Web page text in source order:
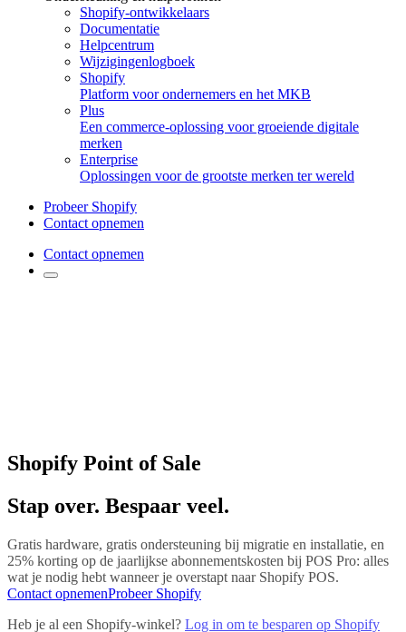
Shopify-ontwikkelaars
Documentatie
Helpcentrum
Wijzigingenlogboek
Shopify
Platform voor ondernemers en het MKB
Plus
Een commerce-oplossing voor groeiende digitale
merken
Enterprise
Oplossingen voor de grootste merken ter wereld
Probeer Shopify
Contact opnemen
Contact opnemen
Shopify Point of Sale
Stap over. Bespaar veel.
Gratis hardware, gratis ondersteuning bij migratie en installatie, en
25% korting op de jaarlijkse abonnementskosten bij POS Pro: alles
wat je nodig hebt wanneer je overstapt naar Shopify POS.
Contact opnemenProbeer Shopify
Heb je al een Shopify-winkel? Log in om te besparen op Shopify